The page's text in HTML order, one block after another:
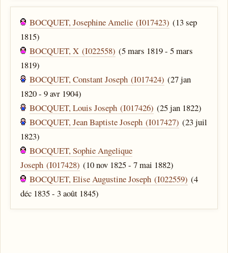
BOCQUET, Josephine Amelie (I017423) (13 sep
1815)
BOCQUET, X (I022558) (5 mars 1819 - 5 mars
1819)
BOCQUET, Constant Joseph (I017424) (27 jan
1820 - 9 avr 1904)
BOCQUET, Louis Joseph (I017426) (25 jan 1822)
BOCQUET, Jean Baptiste Joseph (I017427) (23 juil
1823)
BOCQUET, Sophie Angelique
Joseph (I017428) (10 nov 1825 - 7 mai 1882)
BOCQUET, Elise Augustine Joseph (I022559) (4
déc 1835 - 3 août 1845)